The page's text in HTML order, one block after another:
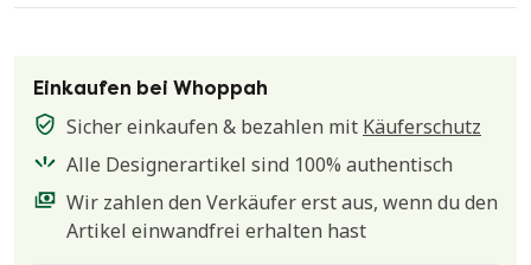
Einkaufen bei Whoppah
Sicher einkaufen & bezahlen mit Käuferschutz
Alle Designerartikel sind 100% authentisch
Wir zahlen den Verkäufer erst aus, wenn du den
Artikel einwandfrei erhalten hast